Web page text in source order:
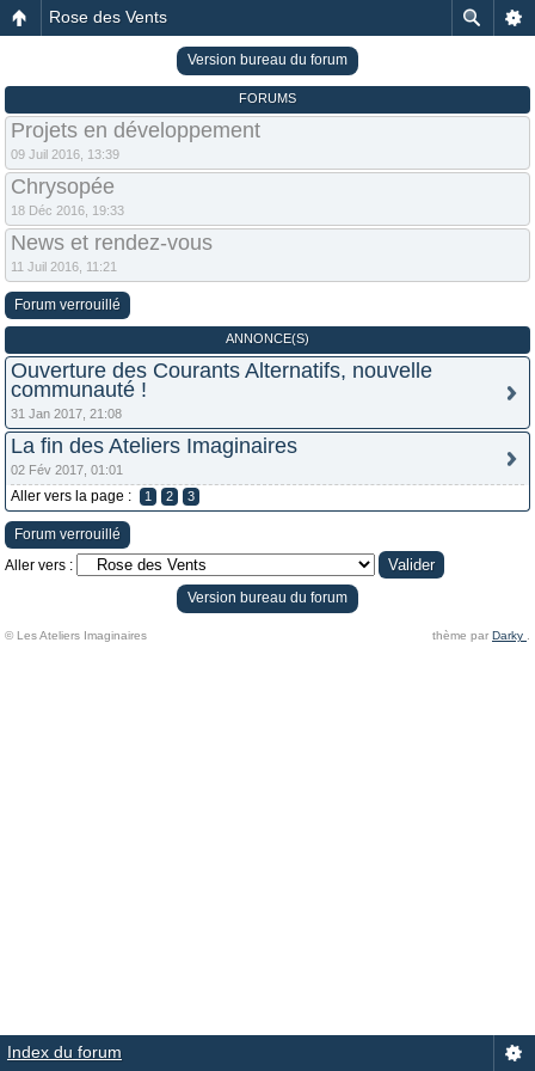
Rose des Vents
Version bureau du forum
FORUMS
Projets en développement
09 Juil 2016, 13:39
Chrysopée
18 Déc 2016, 19:33
News et rendez-vous
11 Juil 2016, 11:21
Forum verrouillé
ANNONCE(S)
Ouverture des Courants Alternatifs, nouvelle
communauté !
31 Jan 2017, 21:08
La fin des Ateliers Imaginaires
02 Fév 2017, 01:01
Aller vers la page : 1 2 3
Forum verrouillé
Aller vers :
Version bureau du forum
© Les Ateliers Imaginaires thème par Darky
Index du forum